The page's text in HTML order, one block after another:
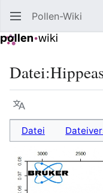
Pollen-Wiki
Datei:
Sprache
Datei